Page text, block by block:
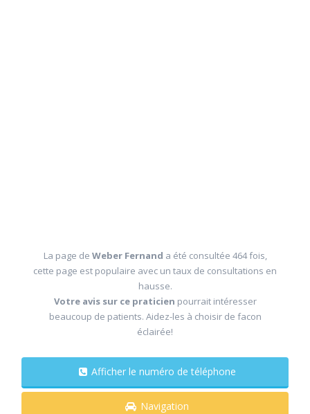
La page de Weber Fernand a été consultée 464 fois,
cette page est populaire avec un taux de consultations en
hausse.
Votre avis sur ce praticien pourrait intéresser
beaucoup de patients. Aidez-les à choisir de facon
éclairée!
Afficher le numéro de téléphone
Navigation